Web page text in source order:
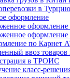
в
оформление
оформление
оформление
по Карнет
ввоз товаров
в ТРОИС
класс-